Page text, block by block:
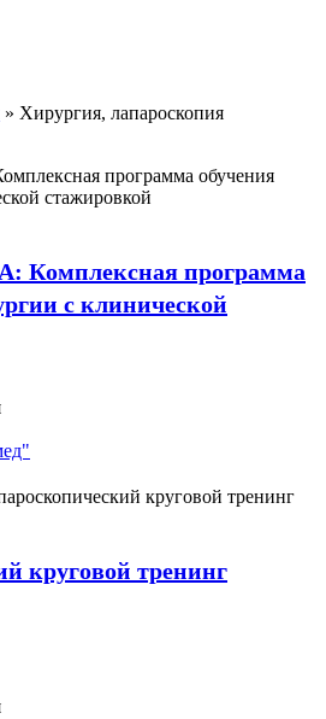
» Хирургия, лапароскопия
программа
с клинической
круговой тренинг